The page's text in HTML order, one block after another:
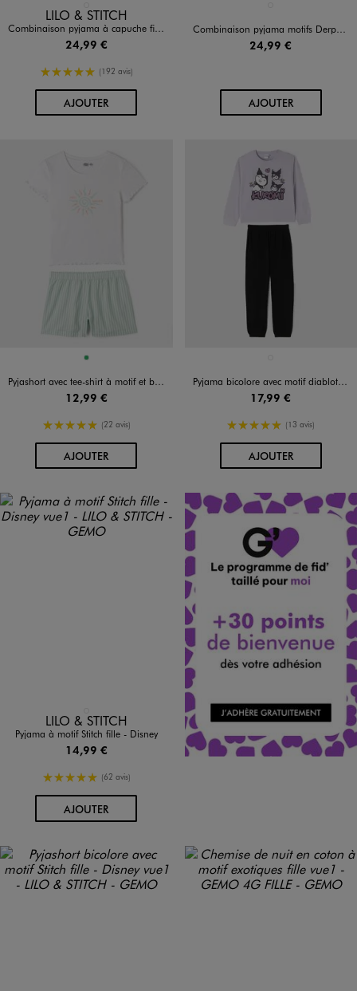
Disponible en 1 coloris
LILO & STITCH
Combinaison pyjama à capuche fille - Stitch
24,99 €
5/5 de moyenne
(192 avis)
AJOUTERAU PANIER
Combinaison pyjama motifs Derpy à capuche fille - K-Popo Demon Hunters
24,99 €
AJOUTERAU PANIER
Disponible en 1 coloris
VERT
Pyjashort avec tee-shirt à motif et bas rayé fille
12,99 €
5/5 de moyenne
(22 avis)
AJOUTERAU PANIER
Pyjama bicolore avec motif diablotin fille - Hello Kitty and friends
17,99 €
5/5 de moyenne
(13 avis)
AJOUTERAU PANIER
Disponible en 1 coloris
LILO & STITCH
Pyjama à motif Stitch fille - Disney
14,99 €
5/5 de moyenne
(62 avis)
AJOUTERAU PANIER